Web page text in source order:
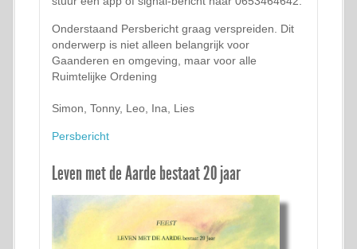
Onderstaand Persbericht graag verspreiden. Dit
onderwerp is niet alleen belangrijk voor
Gaanderen en omgeving, maar voor alle
Ruimtelijke Ordening
Simon, Tonny, Leo, Ina, Lies
Persbericht
Leven met de Aarde bestaat 20 jaar